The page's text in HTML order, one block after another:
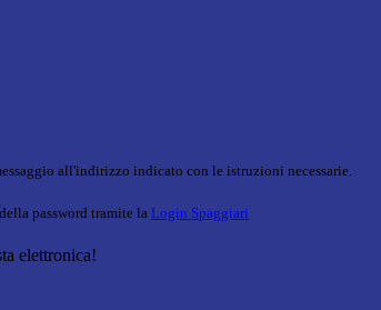
all'indirizzo indicato con le istruzioni necessarie.
password tramite la Login Spaggiari
elettronica!